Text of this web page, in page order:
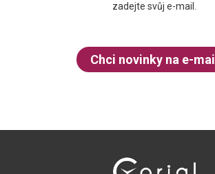
zadejte svůj e-mail.
Chci novinky na e-mail